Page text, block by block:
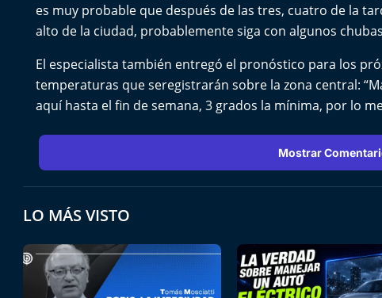
es muy probable que después de las tres, cuatro de la
alto de la ciudad, probablemente siga con algunos
El especialista también entregó el pronóstico para los
temperaturas que seregistrarán sobre la zona central:
aquí hasta el fin de semana, 3 grados la mínima, por lo
Mostrar
LO MÁS VISTO